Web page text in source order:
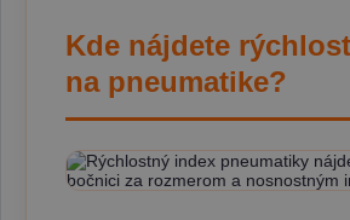
Kde nájdete
na pneumatike?